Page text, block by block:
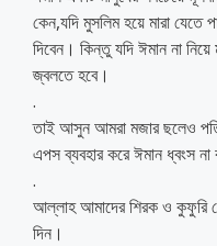
কেন,যদি মুসলিম হয়ে মারা যেতে
দিবেন। কিন্তু যদি ঈমান না নিয়ে
জ্বলতে হবে।
.
তাই আসুন আমরা মজার ছলেও
এপস ব্যবহার করে ঈমান ধ্বংস না
.
আল্লাহ আমাদের শিরক ও কুফুরি
দিন।